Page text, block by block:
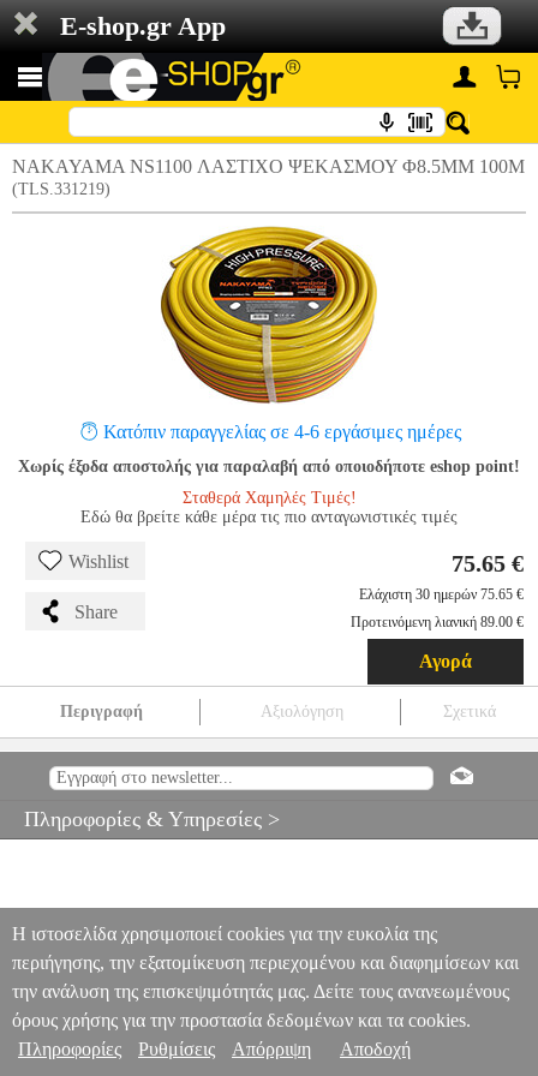
E-shop.gr App
NAKAYAMA NS1100 ΛΑΣΤΙΧΟ ΨΕΚΑΣΜΟΥ Φ8.5MM 100M
(TLS.331219)
Κατόπιν παραγγελίας σε 4-6 εργάσιμες ημέρες
Χωρίς έξοδα αποστολής για παραλαβή από οποιοδήποτε eshop point!
Σταθερά Χαμηλές Τιμές!
Εδώ θα βρείτε κάθε μέρα τις πιο ανταγωνιστικές τιμές
Wishlist
Share
75.65 €
Ελάχιστη 30 ημερών 75.65 €
Προτεινόμενη λιανική 89.00 €
Αγορά
Περιγραφή Αξιολόγηση Σχετικά
TLS.331219 TLS.331219
NAKAYAMA
Φ8.5MM 100M
Πληροφορίες & Υπηρεσίες >
Η ιστοσελίδα χρησιμοποιεί cookies για την ευκολία της
περιήγησης, την εξατομίκευση περιεχομένου και διαφημίσεων και
την ανάλυση της επισκεψιμότητάς μας. Δείτε τους ανανεωμένους
όρους χρήσης για την προστασία δεδομένων και τα cookies.
Πληροφορίες
Ρυθμίσεις Απόρριψη Αποδοχή